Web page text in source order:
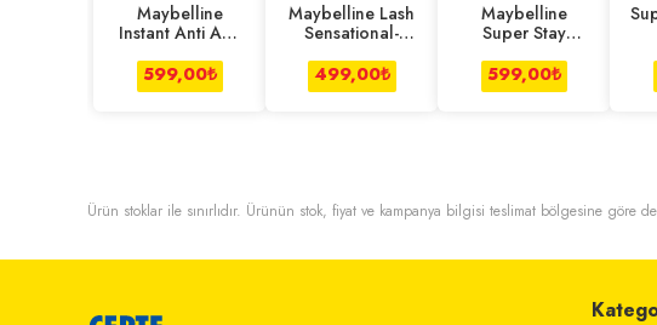
Maybelline
Instant Anti Age
599,00₺
Maybelline Lash
Sensational-
499,00₺
Maybelline
Super Stay
Mat Tint 40
599,00₺
Ürün stoklar ile sınırlıdır. Ürünün stok, fiyat ve kampanya bilgisi teslimat bölgesine göre